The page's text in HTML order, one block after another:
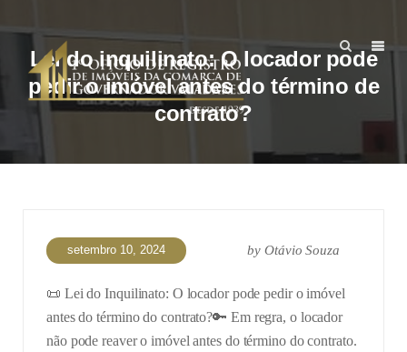
Lei do inquilinato: O locador pode
pedir o imóvel antes do término de
contrato?
setembro 10, 2024 byOtávio Souza
📜 Lei do Inquilinato: O locador pode pedir o imóvel
antes do término do contrato?🔑 Em regra, o locador
não pode reaver o imóvel antes do término do contrato.